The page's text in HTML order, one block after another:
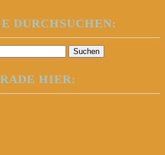
DURCHSUCHEN:
HIER: